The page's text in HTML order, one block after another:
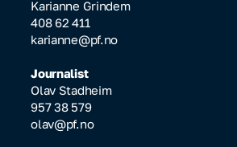
Karianne Grindem
408 62 411
karianne@pf.no
Journalist
Olav Stadheim
957 38 579
olav@pf.no